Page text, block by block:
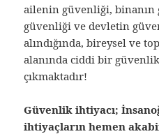
ailenin güvenliği,
güvenliği ve devletin
alındığında, bireysel ve
alanında ciddi bir güvenlik
çıkmaktadır!
Güvenlik ihtiyacı;
ihtiyaçların hemen